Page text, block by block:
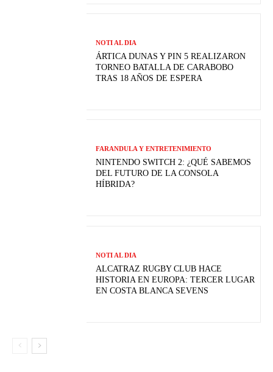
NOTI AL DIA
ÁRTICA DUNAS Y PIN 5 REALIZARON
TORNEO BATALLA DE CARABOBO
TRAS 18 AÑOS DE ESPERA
FARANDULA Y ENTRETENIMIENTO
NINTENDO SWITCH 2: ¿QUÉ SABEMOS
DEL FUTURO DE LA CONSOLA
HÍBRIDA?
NOTI AL DIA
ALCATRAZ RUGBY CLUB HACE
HISTORIA EN EUROPA: TERCER LUGAR
EN COSTA BLANCA SEVENS